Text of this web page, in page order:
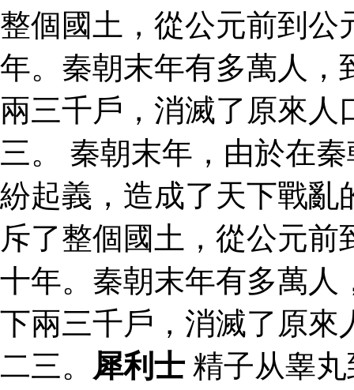
整個國土，從公元前到公
年。秦朝末年有多萬人，
兩三千戶，消滅了原來
三。 秦朝末年，由於在
紛起義，造成了天下戰亂
斥了整個國土，從公元
十年。秦朝末年有多萬人
下兩三千戶，消滅了原來
二三。 犀利士 精子从睾